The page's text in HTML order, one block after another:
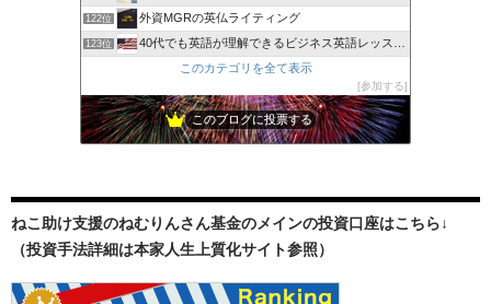
122位 外資MGRの英仏ライティング
123位
40代でも英語が理解できるビジネス英語レッスン 教材編
このカテゴリを全て表示
参加する
このブログに投票する
ねこ助け支援のねむりんさん基金のメインの投資口座はこちら↓
（投資手法詳細は本家人生上質化サイト参照）